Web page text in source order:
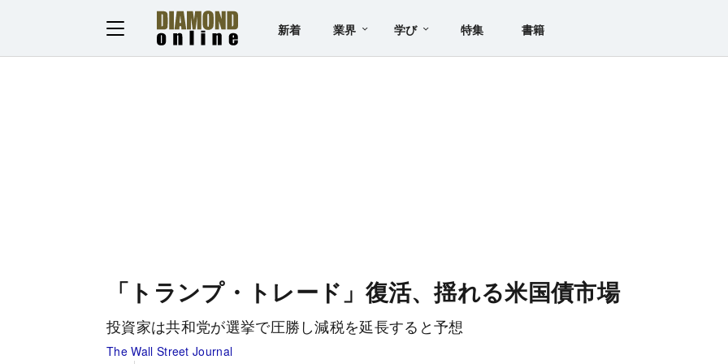
新着 業界 学び 特集 書籍
「トランプ・トレード」復活、揺れる米国債市場
投資家は共和党が選挙で圧勝し減税を延長すると予想
The Wall Street Journal